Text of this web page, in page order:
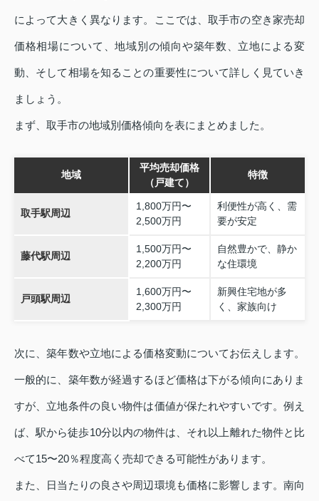
によって大きく異なります。ここでは、取手市の空き家売却
価格相場について、地域別の傾向や築年数、立地による変
動、そして相場を知ることの重要性について詳しく見ていき
ましょう。
まず、取手市の地域別価格傾向を表にまとめました。
地域
平均売却価格
（戸建て）
特徴
取手駅周辺
1,800万円〜
2,500万円
利便性が高く、需
要が安定
藤代駅周辺
1,500万円〜
2,200万円
自然豊かで、静か
な住環境
戸頭駅周辺
1,600万円〜
2,300万円
新興住宅地が多
く、家族向け
次に、築年数や立地による価格変動についてお伝えします。
一般的に、築年数が経過するほど価格は下がる傾向にありま
すが、立地条件の良い物件は価値が保たれやすいです。例え
ば、駅から徒歩10分以内の物件は、それ以上離れた物件と比
べて15〜20％程度高く売却できる可能性があります。
また、日当たりの良さや周辺環境も価格に影響します。南向